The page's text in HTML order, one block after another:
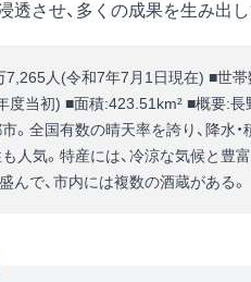
透させ、多くの成果を生み出
7,265人(令和7年7月1日現在) ■世
度当初) ■面積:423.51km² ■概要:長
。全国有数の晴天率を誇り、降水
人気。特産には、冷涼な気候と豊
んで、市内には複数の酒蔵がある。